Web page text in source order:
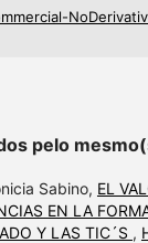
pelo
Sabino, EL
EN LA
Y LAS TIC´S ,